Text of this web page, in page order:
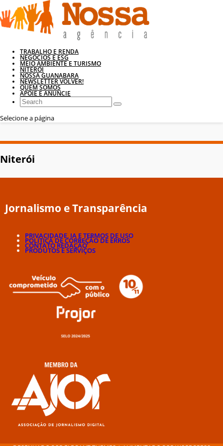
TRABALHO E RENDA
NEGÓCIOS E ESG
MEIO AMBIENTE E TURISMO
NITERÓI
NOSSA GUANABARA
NEWSLETTER VOLVER!
QUEM SOMOS
APOIE E ANUNCIE
Selecione a página
Niterói
Jornalismo e Transparência
PRIVACIDADE, IA E TERMOS DE USO
POLÍTICA DE CORREÇÃO DE ERROS
CONTATO REDAÇÃO
PRODUTOS E SERVIÇOS